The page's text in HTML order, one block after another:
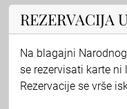
REZERVACIJA
Na blagajni
se rezervisati karte
Rezervacije se vrše